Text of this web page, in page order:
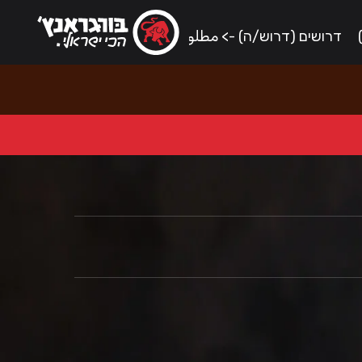
דרושים (דרוש/ה) -> مطلوب/ة (للعمل) אירועים וימי